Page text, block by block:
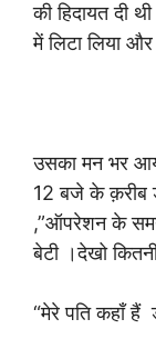
की हिदायत दी
में लिटा लिया
उसका मन भर
12 बजे के क़रीब
,”ऑपरेशन के
बेटी ।देखो
“मेरे पति कहाँ हैं